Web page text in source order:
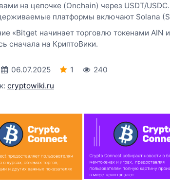
на цепочке (Onchain) через USDT/USDC.
платформы включают Solana
«Bitget начинает торговлю токенами AIN и
сначала на КриптоВики.
06.07.2025 1
240
cryptowiki.ru